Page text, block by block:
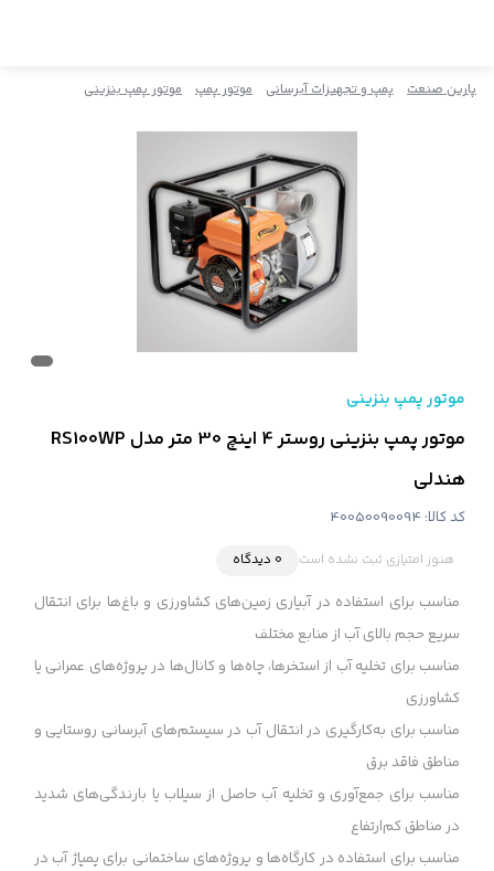
پارین صنعت پمپ و تجهیزات آبرسانی موتور پمپ موتور پمپ بنزینی
موتور پمپ بنزینی
موتور پمپ بنزینی روستر 4 اینچ 30 متر مدل RS100WP
هندلی
کد کالا: 40050090094
هنوز امتیازی ثبت نشده است 0 دیدگاه
مناسب برای استفاده در آبیاری زمین‌های کشاورزی و باغ‌ها برای انتقال
سریع حجم بالای آب از منابع مختلف
مناسب برای تخلیه آب از استخرها، چاه‌ها و کانال‌ها در پروژه‌های عمرانی یا
کشاورزی
مناسب برای به‌کارگیری در انتقال آب در سیستم‌های آبرسانی روستایی و
مناطق فاقد برق
مناسب برای جمع‌آوری و تخلیه آب حاصل از سیلاب یا بارندگی‌های شدید
در مناطق کم‌ارتفاع
مناسب برای استفاده در کارگاه‌ها و پروژه‌های ساختمانی برای پمپاژ آب در